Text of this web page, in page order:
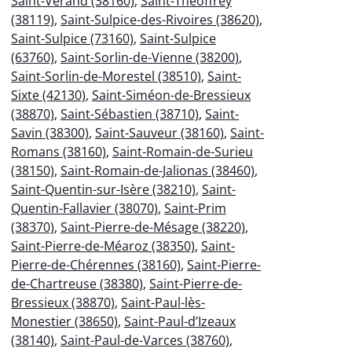
(38119), Saint-Sulpice-des-Rivoires (38620),
Saint-Sulpice (73160), Saint-Sulpice
(63760), Saint-Sorlin-de-Vienne (38200),
Saint-Sorlin-de-Morestel (38510), Saint-
Sixte (42130), Saint-Siméon-de-Bressieux
(38870), Saint-Sébastien (38710), Saint-
Savin (38300), Saint-Sauveur (38160), Saint-
Romans (38160), Saint-Romain-de-Surieu
(38150), Saint-Romain-de-Jalionas (38460),
Saint-Quentin-sur-Isère (38210), Saint-
Quentin-Fallavier (38070), Saint-Prim
(38370), Saint-Pierre-de-Mésage (38220),
Saint-Pierre-de-Méaroz (38350), Saint-
Pierre-de-Chérennes (38160), Saint-Pierre-
de-Chartreuse (38380), Saint-Pierre-de-
Bressieux (38870), Saint-Paul-lès-
Monestier (38650), Saint-Paul-d’Izeaux
(38140), Saint-Paul-de-Varces (38760),